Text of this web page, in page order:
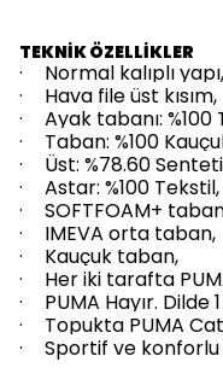
TEKNİK ÖZELLİKLER
·
Normal kalıplı yapı,
·
Hava file üst kısım,
·
Ayak tabanı: %100
·
Taban: %100
·
Üst: %78.60
·
Astar: %100 Tekstil,
·
SOFTFOAM+
·
IMEVA orta taban,
·
Kauçuk taban,
·
Her iki tarafta
·
PUMA Hayır. Dilde
·
Topukta PUMA
·
Sportif ve konforlu